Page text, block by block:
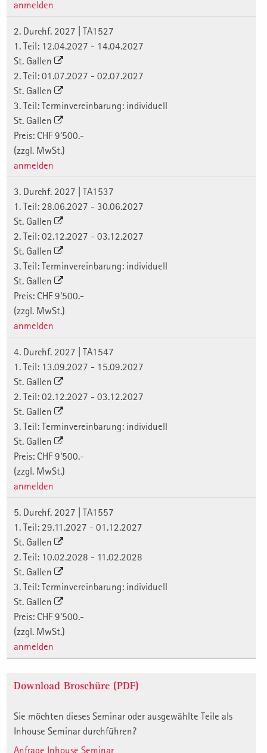
anmelden
2. Durchf. 2027 | TA1527
1. Teil: 12.04.2027 - 14.04.2027
St. Gallen
2. Teil: 01.07.2027 - 02.07.2027
St. Gallen
3. Teil: Terminvereinbarung: individuell
St. Gallen
Preis: CHF 9'500.-
(zzgl. MwSt.)
anmelden
3. Durchf. 2027 | TA1537
1. Teil: 28.06.2027 - 30.06.2027
St. Gallen
2. Teil: 02.12.2027 - 03.12.2027
St. Gallen
3. Teil: Terminvereinbarung: individuell
St. Gallen
Preis: CHF 9'500.-
(zzgl. MwSt.)
anmelden
4. Durchf. 2027 | TA1547
1. Teil: 13.09.2027 - 15.09.2027
St. Gallen
2. Teil: 02.12.2027 - 03.12.2027
St. Gallen
3. Teil: Terminvereinbarung: individuell
St. Gallen
Preis: CHF 9'500.-
(zzgl. MwSt.)
anmelden
5. Durchf. 2027 | TA1557
1. Teil: 29.11.2027 - 01.12.2027
St. Gallen
2. Teil: 10.02.2028 - 11.02.2028
St. Gallen
3. Teil: Terminvereinbarung: individuell
St. Gallen
Preis: CHF 9'500.-
(zzgl. MwSt.)
anmelden
Download Broschüre (PDF)
Sie möchten dieses Seminar oder ausgewählte Teile als
Inhouse Seminar durchführen?
Anfrage Inhouse Seminar